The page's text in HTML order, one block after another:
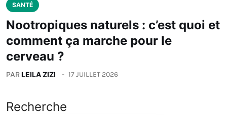
SANTÉ
Nootropiques naturels : c’est quoi et
comment ça marche pour le
cerveau ?
PARLEILA ZIZI 17 JUILLET 2026
Recherche